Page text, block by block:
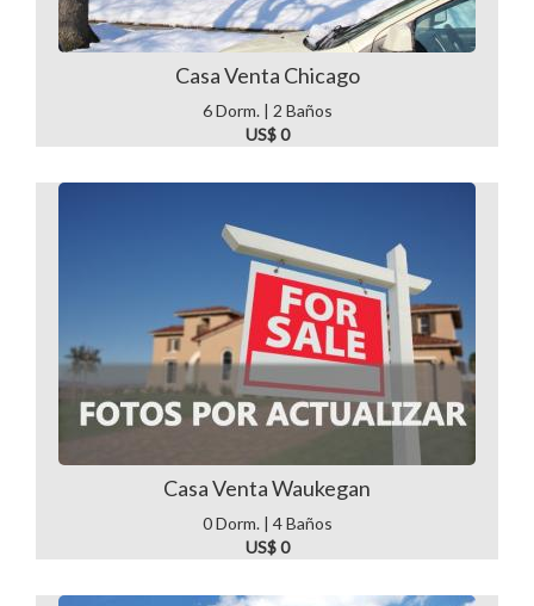
Casa Venta Chicago
6 Dorm. | 2 Baños
US$ 0
Casa Venta Waukegan
0 Dorm. | 4 Baños
US$ 0